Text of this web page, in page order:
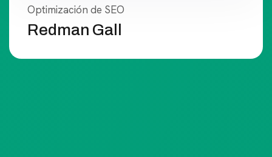
Optimización de SEO
Redman Gall